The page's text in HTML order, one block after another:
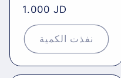
Regular
price
1.000 JD
نفذت الكمية